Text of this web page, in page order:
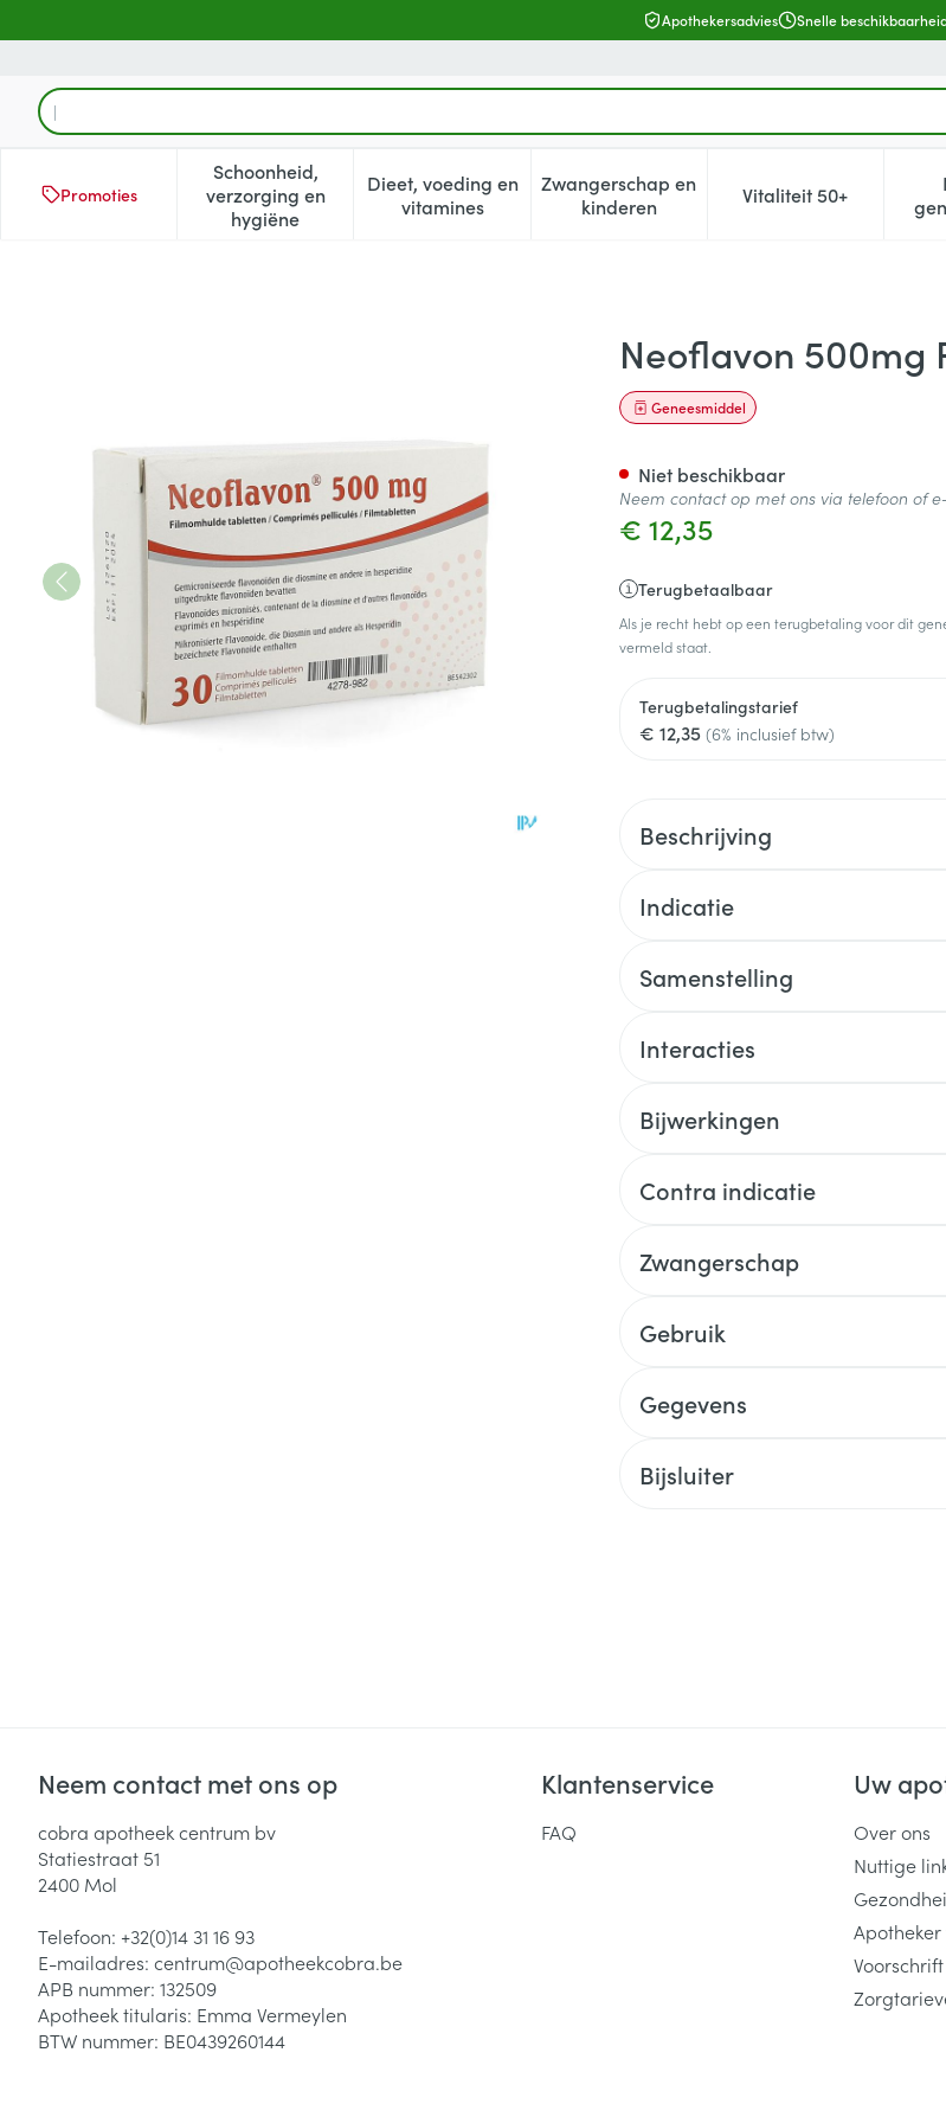
Apothekersadvies Snelle
Product, merk, categorie...
Promoties
Schoonheid,
verzorging en
hygiëne
Toon submenu voor Schoonheid, verzorging en hygiëne categorie
Dieet, voeding en
vitaminesToon submenu voor Dieet, voeding en vitamines categorie
Zwangerschap en
kinderenToon submenu voor Zwangerschap
Vitaliteit 50+Toon submenu
Neoflavon 500mg Filmomh Tabl 30Neoflavon 500mg
Geneesmiddel
€ 12,35
Terugbetaalbaar
Als je recht hebt op een terugbetaling voor dit
vermeld staat.
Terugbetalingstarief
€ 12,35 (6% inclusief btw)
Niet beschikbaar
Neem contact op met ons via telefoon of
Beschrijving
Indicatie
Samenstelling
Interacties
Bijwerkingen
Contra indicatie
Zwangerschap
Gebruik
Gegevens
Bijsluiter
Neem contact met ons op
cobra apotheek centrum bv
Statiestraat 51
2400 Mol
Telefoon: +32(0)14 31 16 93
E-mailadres: centrum@apotheekcobra.be
APB nummer: 132509
Apotheek titularis: Emma Vermeylen
BTW nummer: BE0439260144
Klantenservice
FAQ
Uw
Over ons
Nuttige
Voorschrift